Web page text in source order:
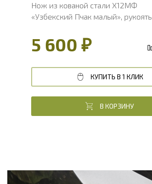
Нож из кованой стали Х12МФ
«Узбекский Пчак малый», рукоять
5 600 ₽
КУПИТЬ В 1 КЛИК
В КОРЗИНУ